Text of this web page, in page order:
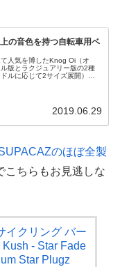
の音色を持つ自転車用ベ
人気を博したKnog Oi（オ
版とラクジュアリー版の2種
ルに応じて2サイズ展開）。
2019.06.29
のほぼ全製
こちらもお見逃しな
イクリング バー
- Star Fade
Star Plugz